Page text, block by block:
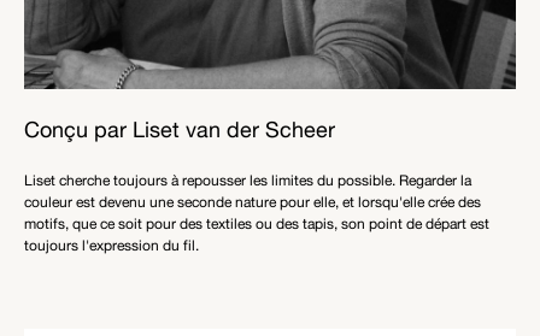
Conçu par Liset van der Scheer
Liset cherche toujours à repousser les limites du possible. Regarder la
couleur est devenu une seconde nature pour elle, et lorsqu'elle crée des
motifs, que ce soit pour des textiles ou des tapis, son point de départ est
toujours l'expression du fil.